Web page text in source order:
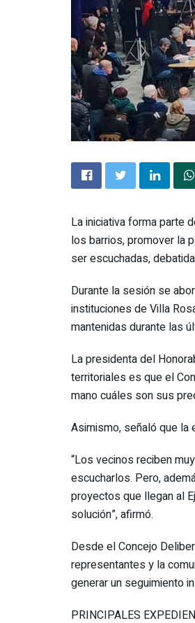
La iniciativa forma parte
los barrios, promover la
ser escuchadas,
Durante la sesión se
instituciones de Villa
mantenidas durante las
La presidenta del
territoriales es que el
mano cuáles son sus
Asimismo, señaló que la
“Los vecinos reciben
escucharlos. Pero,
proyectos que llegan al
solución”, afirmó.
Desde el Concejo
representantes y la
generar un seguimiento
PRINCIPALES